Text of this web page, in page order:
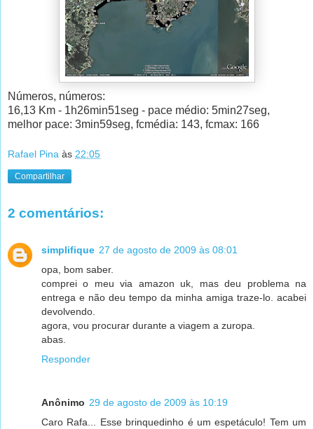
Números, números:
16,13 Km - 1h26min51seg - pace médio: 5min27seg,
melhor pace: 3min59seg, fcmédia: 143, fcmax: 166
Rafael Pina às 22:05
Compartilhar
2 comentários:
simplifique 27 de agosto de 2009 às 08:01
opa, bom saber.
comprei o meu via amazon uk, mas deu problema na
entrega e não deu tempo da minha amiga traze-lo. acabei
devolvendo.
agora, vou procurar durante a viagem a zuropa.
abas.
Responder
Anônimo 29 de agosto de 2009 às 10:19
Caro Rafa... Esse brinquedinho é um espetáculo! Tem um